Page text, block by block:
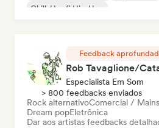
Chill / Lo-fi Hip-Hop
Feedback
Rob Tavaglione/
Especialista Em Som
> 800 feedbacks enviados
Rock alternativoComercial /
Dream popEletrônica
Dar aos artistas feedbacks